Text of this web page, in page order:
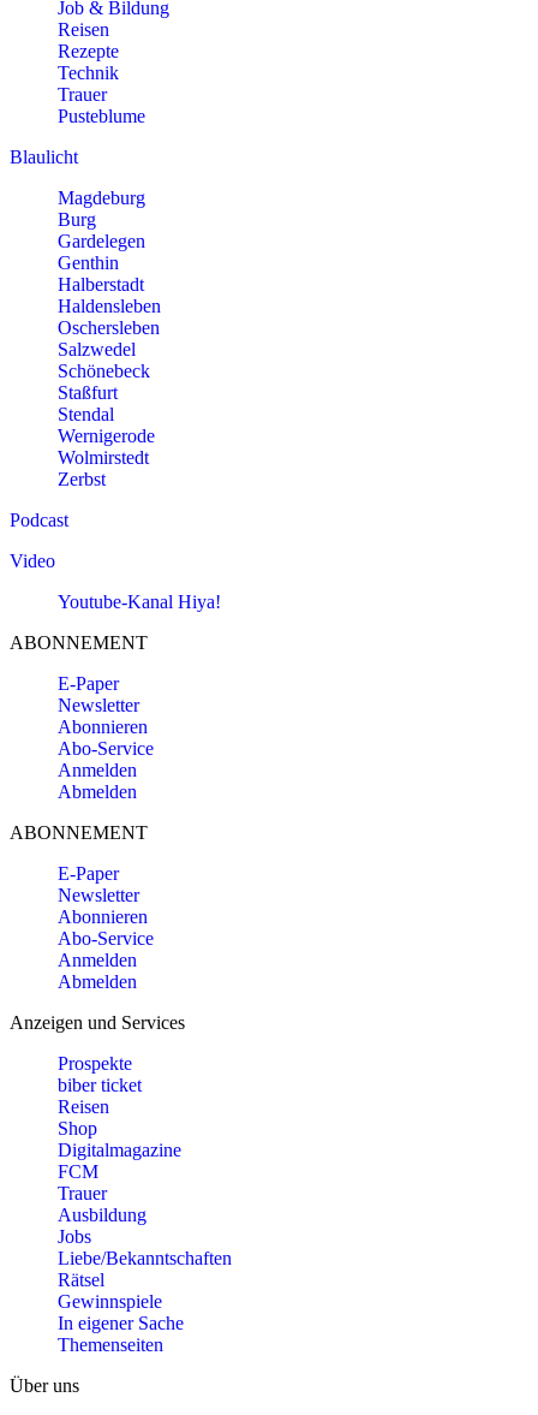
Job & Bildung
Reisen
Rezepte
Technik
Trauer
Pusteblume
Blaulicht
Magdeburg
Burg
Gardelegen
Genthin
Halberstadt
Haldensleben
Oschersleben
Salzwedel
Schönebeck
Staßfurt
Stendal
Wernigerode
Wolmirstedt
Zerbst
Podcast
Video
Youtube-Kanal Hiya!
ABONNEMENT
E-Paper
Newsletter
Abonnieren
Abo-Service
Anmelden
Abmelden
ABONNEMENT
E-Paper
Newsletter
Abonnieren
Abo-Service
Anmelden
Abmelden
Anzeigen und Services
Prospekte
biber ticket
Reisen
Shop
Digitalmagazine
FCM
Trauer
Ausbildung
Jobs
Liebe/Bekanntschaften
Rätsel
Gewinnspiele
In eigener Sache
Themenseiten
Über uns